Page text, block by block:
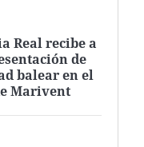
Real recibe a
de
balear en el
Marivent